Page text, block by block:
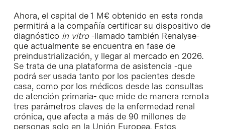
Ahora, el capital de 1 M€ obtenido en esta ronda
permitirá a la compañía certificar su dispositivo de
diagnóstico in vitro-llamado también Renalyse-
que actualmente se encuentra en fase de
preindustrialización, y llegar al mercado en 2026.
Se trata de una plataforma de asistencia -que
podrá ser usada tanto por los pacientes desde
casa, como por los médicos desde las consultas
de atención primaria- que mide de manera remota
tres parámetros claves de la enfermedad renal
crónica, que afecta a más de 90 millones de
personas solo en la Unión Europea. Estos